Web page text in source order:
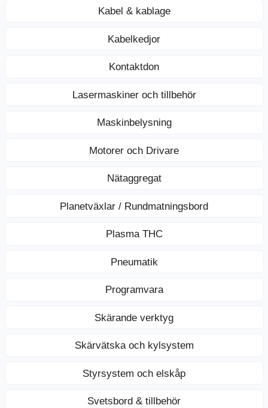
Kabel & kablage
Kabelkedjor
Kontaktdon
Lasermaskiner och tillbehör
Maskinbelysning
Motorer och Drivare
Nätaggregat
Planetväxlar / Rundmatningsbord
Plasma THC
Pneumatik
Programvara
Skärande verktyg
Skärvätska och kylsystem
Styrsystem och elskåp
Svetsbord & tillbehör